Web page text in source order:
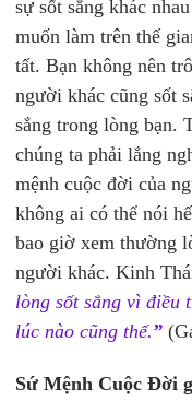
sự sốt sắng khác
muốn làm trên thế
tất. Bạn không nên
người khác cũng sốt
sắng trong lòng bạn.
chúng ta phải lắng
mệnh cuộc đời của
không ai có thể nói
bao giờ xem thường
người khác. Kinh
lòng sốt sắng vì điều
lúc nào cũng thế.”
Sứ Mệnh Cuộc Đời